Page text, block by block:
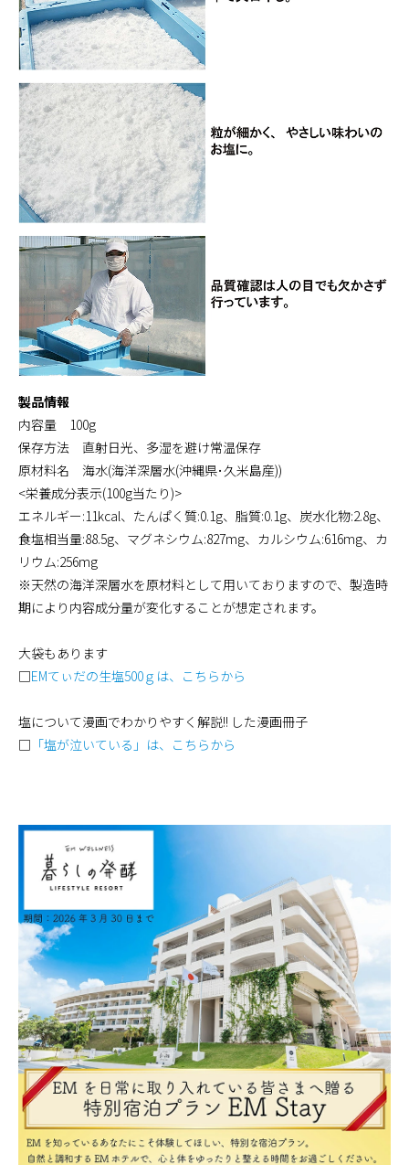
製品情報
内容量 100g
保存方法 直射日光、多湿を避け常温保存
原材料名 海水(海洋深層水(沖縄県･久米島産))
<栄養成分表示(100g当たり)>
エネルギー:11kcal、たんぱく質:0.1g、脂質:0.1g、炭水化物:2.8g、
食塩相当量:88.5g、マグネシウム:827mg、カルシウム:616mg、カ
リウム:256mg
※天然の海洋深層水を原材料として用いておりますので、製造時
期により内容成分量が変化することが想定されます。
大袋もあります
□EMてぃだの生塩500ｇは、こちらから
塩について漫画でわかりやすく解説!! した漫画冊子
□ 「塩が泣いている」は、こちらから